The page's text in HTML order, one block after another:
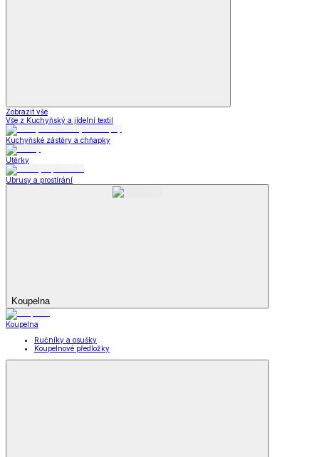
Zobrazit vše
Vše z Kuchyňský a jídelní textil
Kuchyňské zástěry a chňapky
Utěrky
Ubrusy a prostírání
Koupelna
Koupelna
Ručníky a osušky
Koupelnové předložky